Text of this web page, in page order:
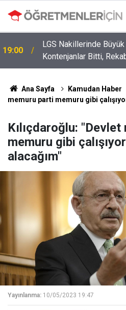
19:00
LGS Nakillerinde
Kontenjanlar Bitti,
Ana Sayfa Kamudan Haber
memuru parti memuru gibi
Kılıçdaroğlu:
memuru gibi
alacağım"
Yayınlanma: 10/05/2023 19:47